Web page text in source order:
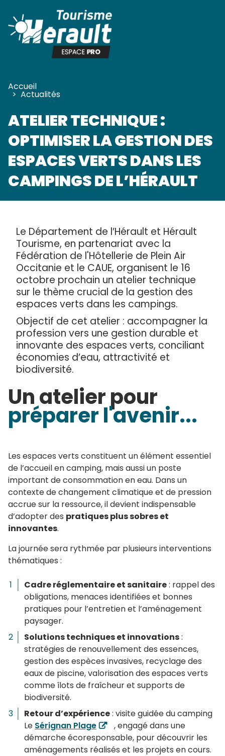
Accueil
> Actualités
ATELIER TECHNIQUE :
OPTIMISER LA GESTION DES
ESPACES VERTS DANS LES
CAMPINGS DE L’HÉRAULT
Le Département de l’Hérault et Hérault
Tourisme, en partenariat avec la
Fédération de l'Hôtellerie de Plein Air
Occitanie et le CAUE, organisent le 16
octobre prochain un atelier technique
sur le thème crucial de la gestion des
espaces verts dans les campings.
Objectif de cet atelier : accompagner la
profession vers une gestion durable et
innovante des espaces verts, conciliant
économies d’eau, attractivité et
biodiversité.
Un atelier pour
préparer l'avenir...
Les espaces verts constituent un élément essentiel
de l’accueil en camping, mais aussi un poste
important de consommation en eau. Dans un
contexte de changement climatique et de pression
accrue sur la ressource, il devient indispensable
d’adopter des pratiques plus sobres et
innovantes.
La journée sera rythmée par plusieurs interventions
thématiques :
Cadre réglementaire et sanitaire: rappel des
obligations, menaces identifiées et bonnes
pratiques pour l’entretien et l’aménagement
paysager.
Solutions techniques et innovations:
stratégies de renouvellement des essences,
gestion des espèces invasives, recyclage des
eaux de piscine, valorisation des espaces verts
comme îlots de fraîcheur et supports de
biodiversité.
Retour d’expérience: visite guidée du camping
Le Sérignan Plage
, engagé dans une
démarche écoresponsable, pour découvrir les
aménagements réalisés et les projets en cours.